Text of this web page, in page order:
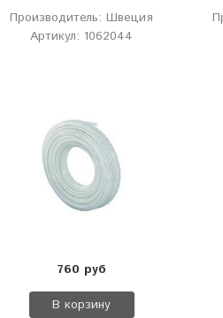
Производитель: Швеция
Артикул: 1062044
760 руб
В корзину